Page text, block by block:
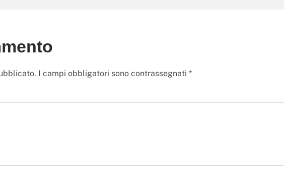
I campi obbligatori sono contrassegnati *